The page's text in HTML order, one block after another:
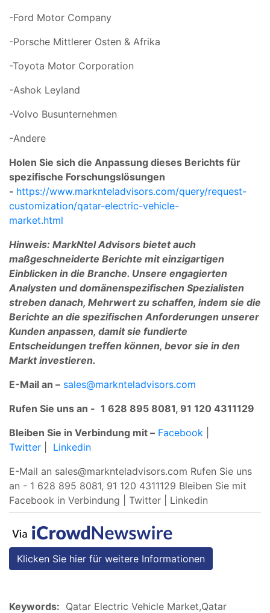
-Ford Motor Company
-Porsche Mittlerer Osten & Afrika
-Toyota Motor Corporation
-Ashok Leyland
-Volvo Busunternehmen
-Andere
Holen Sie sich die Anpassung dieses Berichts für
spezifische Forschungslösungen
- https://www.marknteladvisors.com/query/request-
customization/qatar-electric-vehicle-
market.html
Hinweis: MarkNtel Advisors bietet auch
maßgeschneiderte Berichte mit einzigartigen
Einblicken in die Branche. Unsere engagierten
Analysten und domänenspezifischen Spezialisten
streben danach, Mehrwert zu schaffen, indem sie die
Berichte an die spezifischen Anforderungen unserer
Kunden anpassen, damit sie fundierte
Entscheidungen treffen können, bevor sie in den
Markt investieren.
E-Mail an – sales@marknteladvisors.com
Rufen Sie uns an - 1 628 895 8081, 91 120 4311129
Bleiben Sie in Verbindung mit – Facebook
Twitter
Linkedin
E-Mail an sales@marknteladvisors.com Rufen Sie uns
an - 1 628 895 8081, 91 120 4311129 Bleiben Sie mit
Facebook in Verbindung | Twitter | Linkedin
Klicken Sie hier für weitere Informationen
Keywords: Qatar Electric Vehicle Market,Qatar